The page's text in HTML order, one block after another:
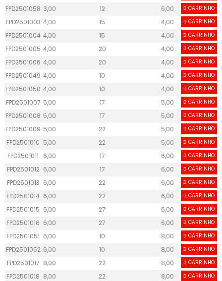
FPD2501058 3,00 12 6,00 50,00
CARRINHO
FPD2501003 4,00 15 4,00 50,00
CARRINHO
FPD2501004 4,00 15 4,00 50,00
CARRINHO
FPD2501005 4,00 20 4,00 50,00
CARRINHO
FPD2501006 4,00 20 4,00 50,00
CARRINHO
FPD2501049 4,00 10 4,00 50,00
CARRINHO
FPD2501050 4,00 10 4,00 50,00
CARRINHO
FPD2501007 5,00 17 5,00 50,00
CARRINHO
FPD2501008 5,00 17 5,00 50,00
CARRINHO
FPD2501009 5,00 22 5,00 60,00
CARRINHO
FPD2501010 5,00 22 5,00 60,00
CARRINHO
FPD2501011 6,00 17 6,00 60,00
CARRINHO
FPD2501012 6,00 17 6,00 60,00
CARRINHO
FPD2501013 6,00 22 6,00 60,00
CARRINHO
FPD2501014 6,00 22 6,00 60,00
CARRINHO
FPD2501015 6,00 27 6,00 60,00
CARRINHO
FPD2501016 6,00 27 6,00 60,00
CARRINHO
FPD2501051 6,00 10 8,00 80,00
CARRINHO
FPD2501052 6,00 10 8,00 80,00
CARRINHO
FPD2501017 8,00 22 8,00 70,00
CARRINHO
FPD2501018 8,00 22 8,00 70,00
CARRINHO